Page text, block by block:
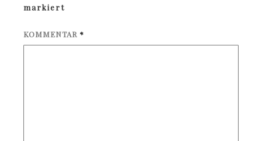
markiert
KOMMENTAR *